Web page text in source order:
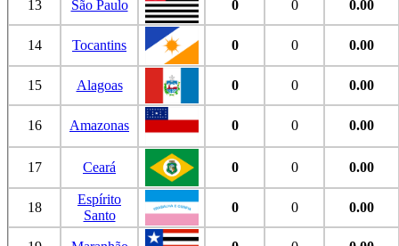
13 São Paulo 0 0 0.00
14 Tocantins 0 0 0.00
15 Alagoas 0 0 0.00
16 Amazonas 0 0 0.00
17 Ceará 0 0 0.00
18
Espírito
Santo
0 0 0.00